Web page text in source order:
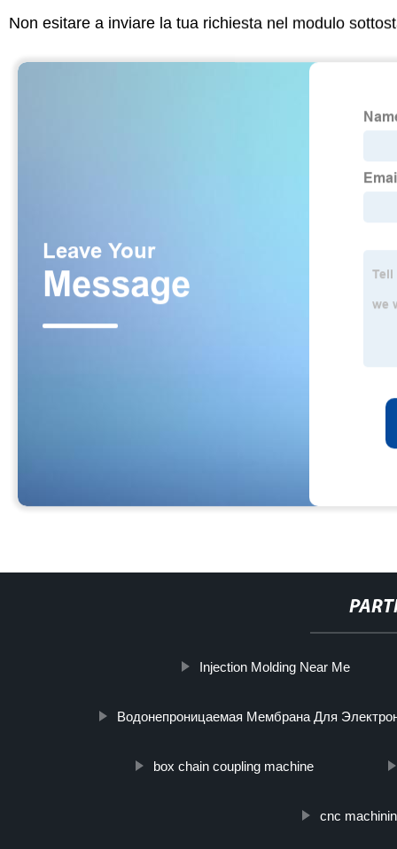
Non esitare a inviare la tua richiesta nel modulo
Injection Molding Near Me
Водонепроницаемая Мембрана Для
box chain coupling machine
cnc